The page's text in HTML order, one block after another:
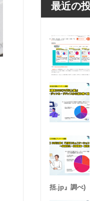
最近の
括.jp』調べ)